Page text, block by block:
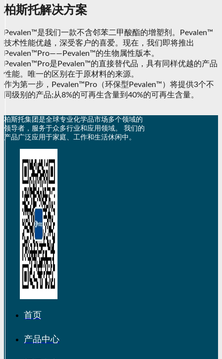
柏斯托解决方案
Pevalen™是我们一款不含邻苯二甲酸酯的增塑剂。Pevalen™
技术性能优越，深受客户的喜爱。现在，我们即将推出
Pevalen™Pro——Pevalen™的生物属性版本。
Pevalen™Pro是Pevalen™的直接替代品，具有同样优越的产品
性能。唯一的区别在于原材料的来源。
作为第一步，Pevalen™Pro（环保型Pevalen™）将提供3个不
同级别的产品;从8%的可再生含量到40%的可再生含量。
柏斯托集团是全球专业化学品市场多个领域的
领导者，服务于众多行业和应用领域。 我们的
产品广泛应用于家庭、工作和生活休闲中。
首页
产品中心